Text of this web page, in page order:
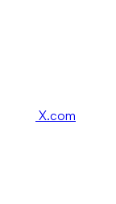
X.com